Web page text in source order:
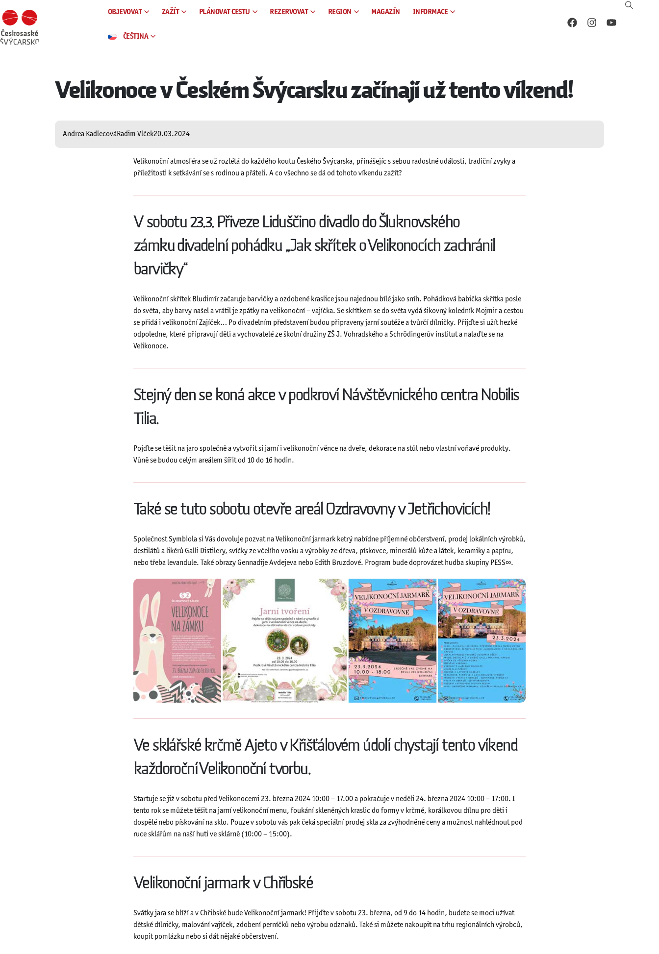
OBJEVOVAT ZAŽÍT PLÁNOVAT CESTU REZERVOVAT REGION MAGAZÍN INFORMACE
ČEŠTINA
Velikonoce v Českém Švýcarsku začínají už tento víkend!
Andrea KadlecováRadim Vlček20.03.2024
Velikonoční atmosféra se už rozlétá do každého koutu Českého Švýcarska, přinášejíc s sebou radostné události, tradiční zvyky a
příležitosti k setkávání se s rodinou a přáteli. A co všechno se dá od tohoto víkendu zažít?
V sobotu 23.3. Přiveze Liduščino divadlo do Šluknovského
zámku divadelní pohádku „Jak skřítek o Velikonocích zachránil
barvičky“
Velikonoční skřítek Bludimír začaruje barvičky a ozdobené kraslice jsou najednou bílé jako sníh. Pohádková babička skřítka posle
do světa, aby barvy našel a vrátil je zpátky na velikonoční – vajíčka. Se skřítkem se do světa vydá šikovný koledník Mojmir a cestou
se přidá i velikonoční Zajíček… Po divadelním představení budou připraveny jarní soutěže a tvůrčí dílničky. Přijďte si užít hezké
odpoledne, které připravují děti a vychovatelé ze školní družiny ZŠ J. Vohradského a Schrödingerův institut a nalaďte se na
Velikonoce.
Stejný den se koná akce v podkroví Návštěvnického centra Nobilis
Tilia.
Pojďte se těšit na jaro společně a vytvořit si jarní i velikonoční věnce na dveře, dekorace na stůl nebo vlastní voňavé produkty.
Vůně se budou celým areálem šířit od 10 do 16 hodin.
Také se tuto sobotu otevře areál Ozdravovny v Jetřichovicích!
Společnost Symbiola si Vás dovoluje pozvat na Velikonoční jarmark ketrý nabídne příjemné občerstvení, prodej lokálních výrobků,
destilátů a likérů Galli Distilery, svíčky ze včelího vosku a výrobky ze dřeva, pískovce, minerálů kůže a látek, keramiky a papíru,
nebo třeba levandule. Také obrazy Gennadije Avdejeva nebo Edith Bruzdové. Program bude doprovázet hudba skupiny PESS∞.
Ve sklářské krčmě Ajeto v Křišťálovém údolí chystají tento víkend
každoroční Velikonoční tvorbu.
Startuje se již v sobotu před Velikonocemi 23. března 2024 10:00 – 17.00 a pokračuje v neděli 24. března 2024 10:00 – 17:00. I
tento rok se můžete těšit na jarní velikonoční menu, foukání skleněných kraslic do formy v krčmě, korálkovou dílnu pro děti i
dospělé nebo pískování na sklo. Pouze v sobotu vás pak čeká speciální prodej skla za zvýhodněné ceny a možnost nahlédnout pod
ruce sklářům na naší huti ve sklárně (10:00 – 15:00).
Velikonoční jarmark v Chřibské
Svátky jara se blíží a v Chřibské bude Velikonoční jarmark! Přijďte v sobotu 23. března, od 9 do 14 hodin, budete se moci užívat
dětské dílničky, malování vajíček, zdobení perníčků nebo výrobu odznaků. Také si můžete nakoupit na trhu regionálních výrobců,
koupit pomlázku nebo si dát nějaké občerstvení.